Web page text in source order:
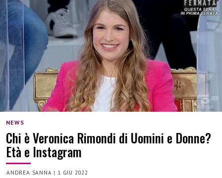
NEWS
Chi è Veronica Rimondi di Uomini e Donne?
Età e Instagram
ANDREA SANNA | 1 GIU 2022